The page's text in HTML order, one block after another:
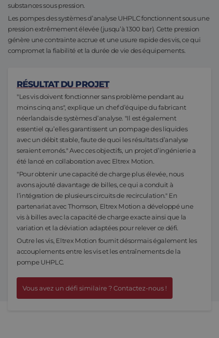
Travailler chez Eltrex
substances sous pression.
Les pompes des systèmes d’analyse UHPLC fonctionnent sous une
pression extrêmement élevée (jusqu’à 1300 bar). Cette pression
génère une contrainte accrue et une usure rapide des vis, ce qui
compromet la fiabilité et la durée de vie des équipements.
RÉSULTAT DU PROJET
"Les vis doivent fonctionner sans problème pendant au
moins cinq ans", explique un chef d’équipe du fabricant
néerlandais de systèmes d’analyse. "Il est également
essentiel qu’elles garantissent un pompage des liquides
avec un débit stable, faute de quoi les résultats d’analyse
seraient erronés." Avec ces objectifs, un projet d’ingénierie a
été lancé en collaboration avec Eltrex Motion.
"Pour obtenir une capacité de charge plus élevée, nous
avons ajouté davantage de billes, ce qui a conduit à
l’intégration de plusieurs circuits de recirculation." En
partenariat avec Thomson, Eltrex Motion a développé une
vis à billes avec la capacité de charge exacte ainsi que la
variation et la déviation adaptées pour relever ce défi.
Outre les vis, Eltrex Motion fournit désormais également les
accouplements entre les vis et les entraînements de la
pompe UHPLC.
Vous avez un défi similaire ? Contactez-nous !